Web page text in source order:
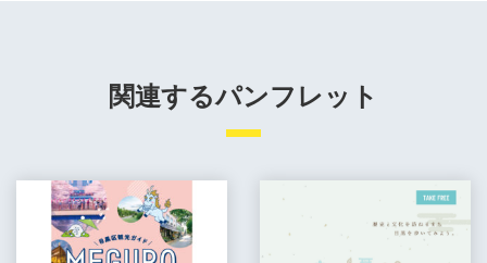
関連するパンフレット